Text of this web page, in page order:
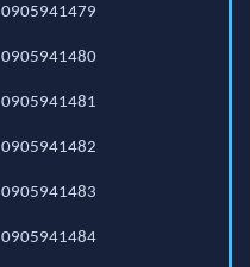
0905941479
0905941480
0905941481
0905941482
0905941483
0905941484